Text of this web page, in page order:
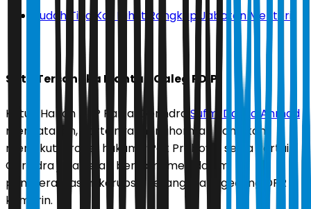
Sudah Tiga Kali Luhut Rangkap Jabatan Menteri
Satu Tersangka Mantan Caleg PDIP
Ketua Harian DPP Partai Gerindra Sufmi Dasco Ahmad
menyatakan, partainya menghormati dan akan
mengikuti proses hukum. ’’Pak Prabowo serta Partai
Gerindra juga tetap berkomitmen dalam
pemberantasan korupsi,’’ terangnya di gedung DPR
kemarin.